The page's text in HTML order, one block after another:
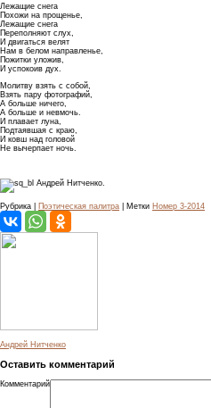
Лежащие снега
Похожи на прощенье,
Лежащие снега
Переполняют слух,
И двигаться велят
Нам в белом направленье,
Пожитки уложив,
И успокоив дух.
Молитву взять с собой,
Взять пару фотографий,
А больше ничего,
А больше и невмочь.
И плавает луна,
Подтаявшая с краю,
И ковш над головой
Не вычерпает ночь.
Андрей Нитченко.
Рубрика | Поэтическая палитра | Метки Номер 3-2014
Андрей Нитченко
Оставить комментарий
Комментарий